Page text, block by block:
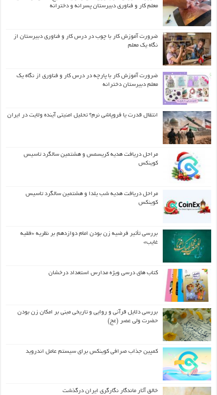
معلم کار و فناوری دبیرستان پسرانه و دخترانه
ضرورت آموزش کار با چوب در درس کار و فناوری دبیرستان از
نگاه یک معلم
ضرورت آموزش کار با پارچه در درس کار و فناوری از نگاه یک
معلم دبیرستان دخترانه
انتقال قدرت یا فروپاشی نرم؟ تحلیل امنیتی آینده ولایت در ایران
مراحل دریافت هدیه کریسمس و هشتمین سالگرد تاسیس
کوینکس
مراحل دریافت هدیه شب یلدا و هشتمین سالگرد تاسیس
کوینکس
بررسی تأثیر فرضیه زن بودن امام دوازدهم بر نظریه «فقیه
غایب»
کتاب های درسی ویژه مدارس استعداد درخشان
بررسی دلایل قرآنی و روایی و تاریخی مبنی بر امکان زن بودن
حضرت ولی عصر (عج)
کمپین جذاب صرافی کوینکس برای سیستم عامل اندروید
خالق آثار ماندگار نگارگری ایران درگذشت